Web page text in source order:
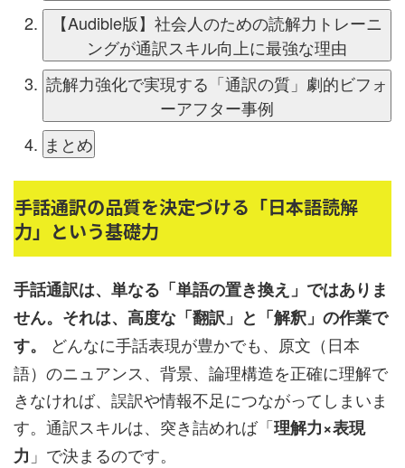
【Audible版】社会人のための読解力トレーニ
ングが通訳スキル向上に最強な理由
読解力強化で実現する「通訳の質」劇的ビフォ
ーアフター事例
まとめ
手話通訳の品質を決定づける「日本語読解
力」という基礎力
手話通訳は、単なる「単語の置き換え」ではありま
せん。それは、高度な「翻訳」と「解釈」の作業で
す。
どんなに手話表現が豊かでも、原文（日本
語）のニュアンス、背景、論理構造を正確に理解で
きなければ、誤訳や情報不足につながってしまいま
す。通訳スキルは、突き詰めれば「理解力×表現
力 」で決まるのです。